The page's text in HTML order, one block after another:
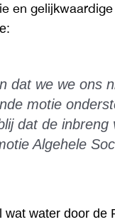
en gelijkwaardige
dat we we ons
motie
dat de
Algehele
wat water door